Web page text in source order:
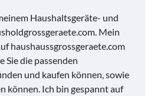
Haushaltsgeräte- und
Mein
haushaussgrossgeraete.com
Sie die passenden
und kaufen können, sowie
können. Ich bin gespannt auf